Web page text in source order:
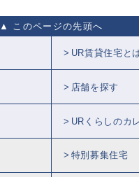
このページの先頭へ
UR賃貸住宅と
店舗を探す
URくらしのカ
特別募集住宅